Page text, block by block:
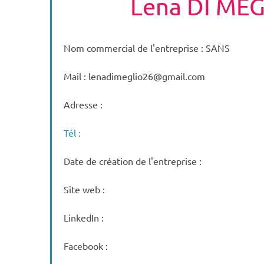
Lena DI
Nom commercial de l'entreprise : SANS
Mail : lenadimeglio26@gmail.com
Adresse :
Tél :
Date de création de l'entreprise :
Site web :
LinkedIn :
Facebook :